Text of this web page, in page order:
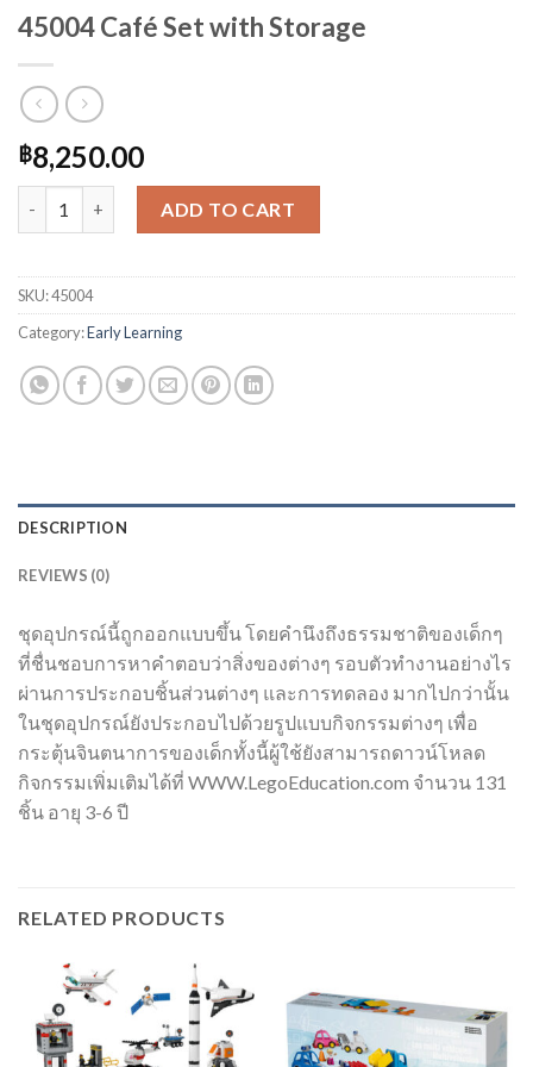
45004 Café Set with Storage
฿8,250.00
ADD TO CART
SKU:45004
Category:Early Learning
DESCRIPTION
REVIEWS (0)
ชุดอุปกรณ์นี้ถูกออกแบบขึ้น โดยคำนึงถึงธรรมชาติของเด็กๆ
ที่ชื่นชอบการหาคำตอบว่าสิ่งของต่างๆ รอบตัวทำงานอย่างไร
ผ่านการประกอบชิ้นส่วนต่างๆ และการทดลอง มากไปกว่านั้น
ในชุดอุปกรณ์ยังประกอบไปด้วยรูปแบบกิจกรรมต่างๆ เพื่อ
กระตุ้นจินตนาการของเด็กทั้งนี้ผู้ใช้ยังสามารถดาวน์โหลด
กิจกรรมเพิ่มเติมได้ที่ WWW.LegoEducation.com จำนวน 131
ชิ้น อายุ 3-6 ปี
RELATED PRODUCTS